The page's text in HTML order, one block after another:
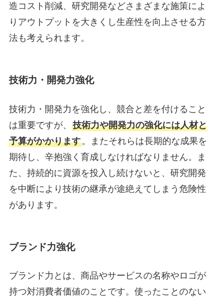
造コスト削減、研究開発などさまざまな施策によ
りアウトプットを大きくし生産性を向上させる方
法も考えられます。
技術力・開発力強化
技術力・開発力を強化し、競合と差を付けること
は重要ですが、 技術力や開発力の強化には人材と
予算がかかります。またそれらは長期的な成果を
期待し、辛抱強く育成しなければなりません。ま
た、持続的に資源を投入し続けないと、研究開発
を中断により技術の継承が途絶えてしまう危険性
があります。
ブランド力強化
ブランド力とは、商品やサービスの名称やロゴが
持つ対消費者価値のことです。使ったことのない